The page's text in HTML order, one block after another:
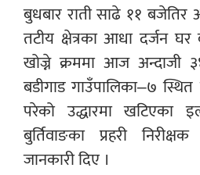
बुधबार राती साढे ११
तटीय क्षेत्रका आधा दर्जन घर
खोज्ने क्रममा आज अन्दाजी
बडीगाड गाउँपालिका–७
परेको उद्धारमा खटिएका
बुर्तिवाङका प्रहरी
जानकारी दिए ।